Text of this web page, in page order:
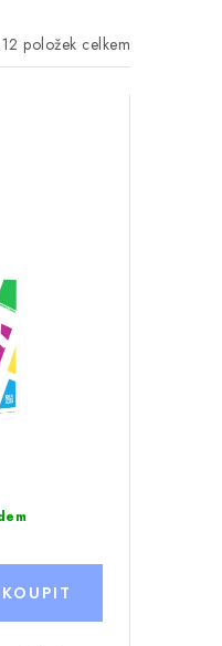
12 položek celkem